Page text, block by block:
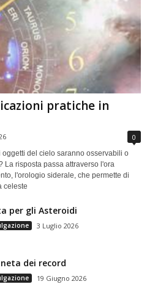
pratiche in
0
del cielo saranno osservabili o
risposta passa attraverso l'ora
l'orologio siderale, che permette di
celeste
per gli Asteroidi
3 Luglio 2026
dei record
19 Giugno 2026